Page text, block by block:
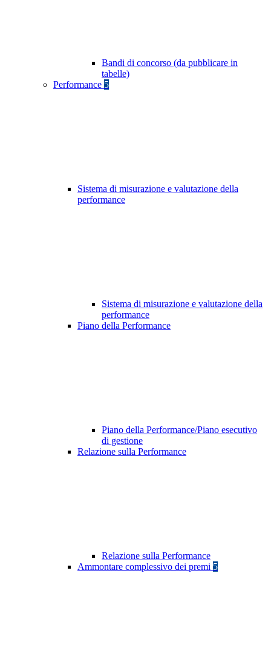
Bandi di concorso (da pubblicare in
tabelle)
Performance 5
Sistema di misurazione e valutazione della
performance
Sistema di misurazione e valutazione della
performance
Piano della Performance
Piano della Performance/Piano esecutivo
di gestione
Relazione sulla Performance
Relazione sulla Performance
Ammontare complessivo dei premi 5